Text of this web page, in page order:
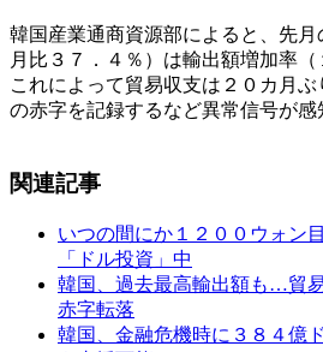
韓国産業通商資源部によると、先月
月比３７．４％）は輸出額増加率（
これによって貿易収支は２０カ月
の赤字を記録するなど異常信号が感
関連記事
いつの間にか１２００ウォン
「ドル投資」中
韓国、過去最高輸出額も…貿
赤字転落
韓国、金融危機時に３８４億